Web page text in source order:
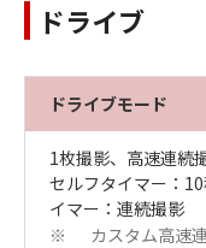
ドライブ
ドライブモード
1枚撮影、高速連続
セルフタイマー：
イマー：連続撮影
※ カスタム高速